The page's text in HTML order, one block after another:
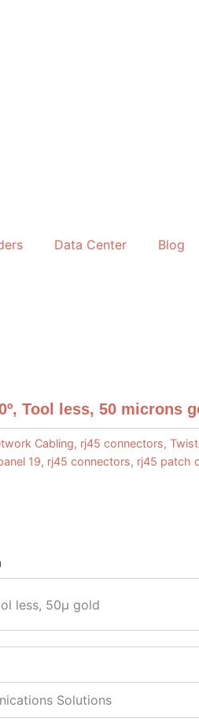
Data Center Blog
Tool less, 50 microns
Cabling, rj45 connectors,
19, rj45 connectors, rj45 patch
less, 50μ gold
Solutions